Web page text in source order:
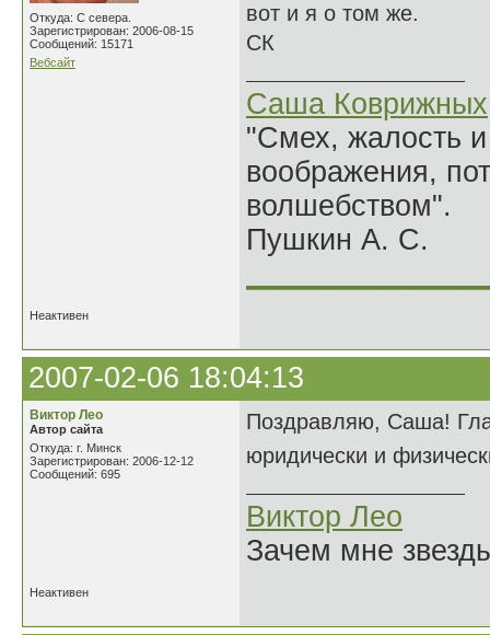
Откуда: С севера.
Зарегистрирован: 2006-08-15
Сообщений: 15171
Вебсайт
вот и я о том же.
СК
Саша Коврижных
"Смех, жалость
воображения,
волшебством".
Пушкин А. С.
Неактивен
2007-02-06 18:04:13
Виктор Лео
Автор сайта
Откуда: г. Минск
Зарегистрирован: 2006-12-12
Сообщений: 695
Поздравляю, Саша!
юридически и
Виктор Лео
Зачем мне
Неактивен